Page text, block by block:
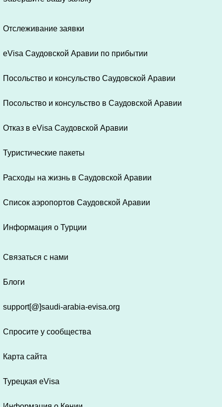
Отслеживание заявки
eVisa Саудовской Аравии по прибытии
Посольство и консульство Саудовской Аравии
Посольство и консульство в Саудовской Аравии
Отказ в eVisa Саудовской Аравии
Туристические пакеты
Расходы на жизнь в Саудовской Аравии
Список аэропортов Саудовской Аравии
Информация о Турции
Связаться с нами
Блоги
support[@]saudi-arabia-evisa.org
Спросите у сообщества
Карта сайта
Турецкая eVisa